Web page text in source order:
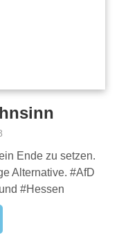
Ende zu setzen.
Alternative. #AfD
#Hessen